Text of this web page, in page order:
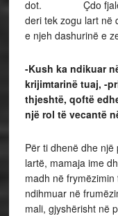
dot. Çdo fjalë që
deri tek zogu lart në
e njeh dashurinë e
-Kush ka ndikuar
krijimtarinë tuaj, -
thjeshtë, qoftë
një rol të vecantë
Për ti dhenë dhe
lartë, mamaja ime
madh në
ndihmuar në
mali, gjyshërisht në